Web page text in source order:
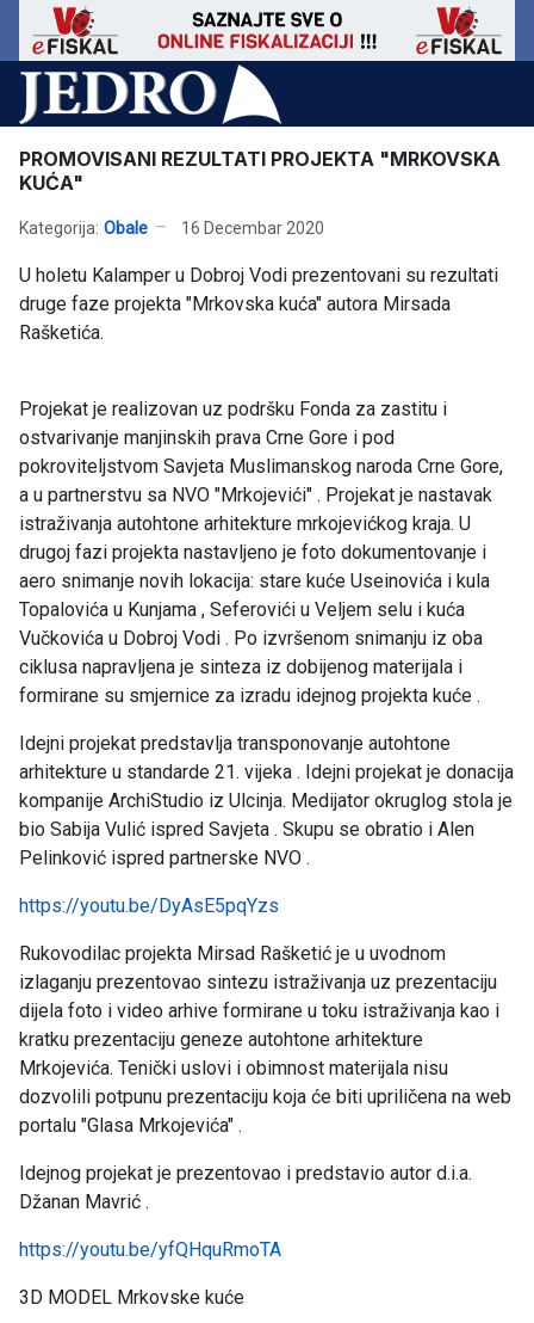
PROMOVISANI REZULTATI PROJEKTA "MRKOVSKA
KUĆA"
Kategorija: Obale 16 Decembar 2020
U holetu Kalamper u Dobroj Vodi prezentovani su rezultati
druge faze projekta "Mrkovska kuća" autora Mirsada
Rašketića.
Projekat je realizovan uz podršku Fonda za zastitu i
ostvarivanje manjinskih prava Crne Gore i pod
pokroviteljstvom Savjeta Muslimanskog naroda Crne Gore,
a u partnerstvu sa NVO "Mrkojevići" . Projekat je nastavak
istraživanja autohtone arhitekture mrkojevićkog kraja. U
drugoj fazi projekta nastavljeno je foto dokumentovanje i
aero snimanje novih lokacija: stare kuće Useinovića i kula
Topalovića u Kunjama , Seferovići u Veljem selu i kuća
Vučkovića u Dobroj Vodi . Po izvršenom snimanju iz oba
ciklusa napravljena je sinteza iz dobijenog materijala i
formirane su smjernice za izradu idejnog projekta kuće .
Idejni projekat predstavlja transponovanje autohtone
arhitekture u standarde 21. vijeka . Idejni projekat je donacija
kompanije ArchiStudio iz Ulcinja. Medijator okruglog stola je
bio Sabija Vulić ispred Savjeta . Skupu se obratio i Alen
Pelinković ispred partnerske NVO .
https://youtu.be/DyAsE5pqYzs
Rukovodilac projekta Mirsad Rašketić je u uvodnom
izlaganju prezentovao sintezu istraživanja uz prezentaciju
dijela foto i video arhive formirane u toku istraživanja kao i
kratku prezentaciju geneze autohtone arhitekture
Mrkojevića. Tenički uslovi i obimnost materijala nisu
dozvolili potpunu prezentaciju koja će biti upriličena na web
portalu "Glasa Mrkojevića" .
Idejnog projekat je prezentovao i predstavio autor d.i.a.
Džanan Mavrić .
https://youtu.be/yfQHquRmoTA
3D MODEL Mrkovske kuće